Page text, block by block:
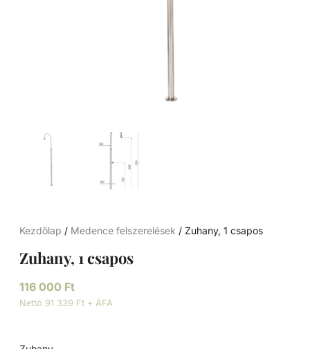
Kezdőlap / Medence felszerelések / Zuhany, 1 csapos
Zuhany, 1 csapos
116 000 Ft
Nettó 91 339 Ft + ÁFA